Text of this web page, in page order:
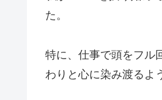
た。
特に、仕事で頭をフル
わりと心に染み渡るよ